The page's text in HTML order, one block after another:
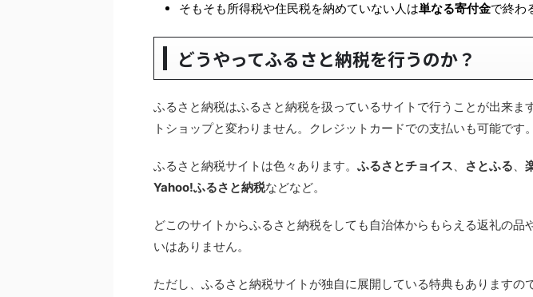
そもそも所得税や住民税を納めていない人は単なる寄付金で終わ
どうやってふるさと納税を行うのか？
ふるさと納税はふるさと納税を扱っているサイトで行うことが出来ま
トショップと変わりません。クレジットカードでの支払いも可能です。
ふるさと納税サイトは色々あります。 ふるさとチョイス、 さとふる、
Yahoo!ふるさと納税などなど。
どこのサイトからふるさと納税をしても自治体からもらえる返礼の品
いはありません。
ただし、ふるさと納税サイトが独自に展開している特典もありますの